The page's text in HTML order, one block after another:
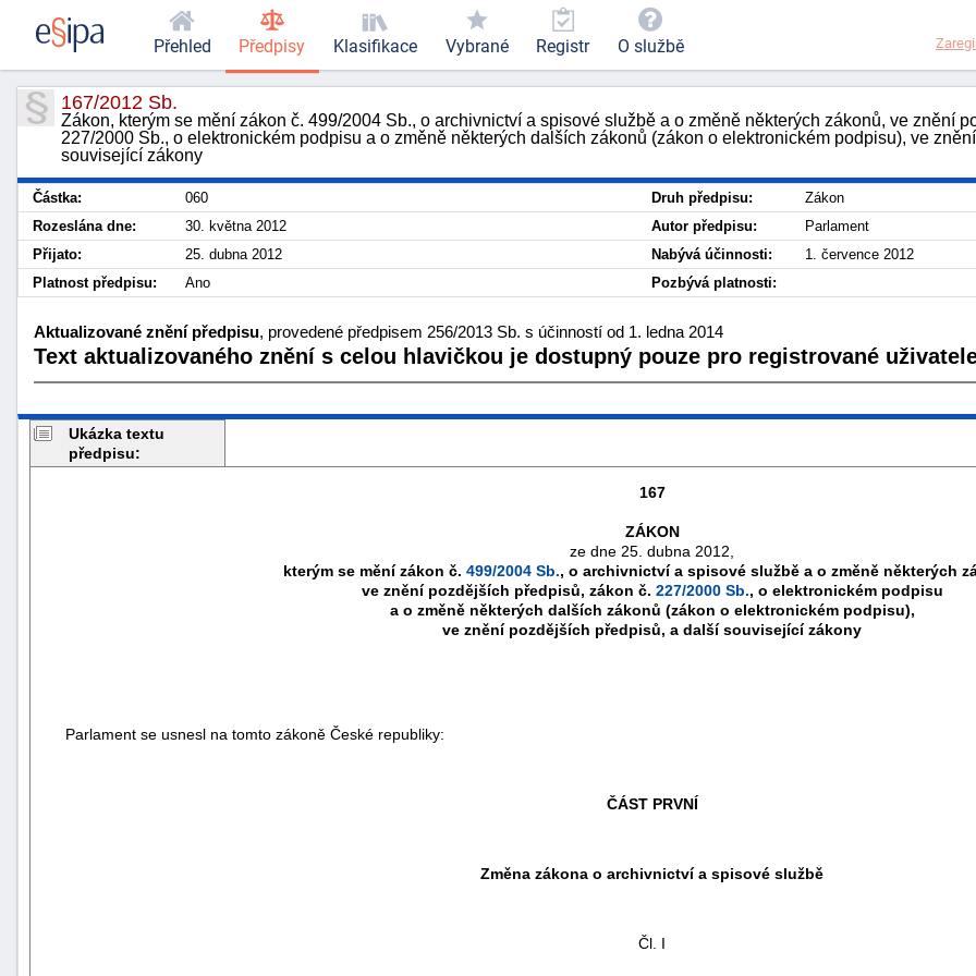
167/2012 Sb.
Zákon, kterým se mění zákon č. 499/2004 Sb., o archivnictví a spisové službě a o změně některých zákonů, ve znění
227/2000 Sb., o elektronickém podpisu a o změně některých dalších zákonů (zákon o elektronickém podpisu), ve
související zákony
Částka: 060 Druh předpisu:
Zákon
Rozeslána dne:
30. května 2012 Autor předpisu:
Parlament
Přijato:
25. dubna 2012 Nabývá účinnosti:
1. července 2012
Platnost předpisu:
Ano Pozbývá platnosti:
Aktualizované znění předpisu, provedené předpisem 256/2013 Sb. s účinností od 1. ledna 2014
Text aktualizovaného znění s celou hlavičkou je dostupný pouze pro registrované
Ukázka textu
předpisu:
167
ZÁKON
ze dne 25. dubna 2012,
kterým se mění zákon č. 499/2004 Sb., o archivnictví a spisové službě a o změně některých
ve znění pozdějších předpisů, zákon č. 227/2000 Sb., o elektronickém podpisu
a o změně některých dalších zákonů (zákon o elektronickém podpisu),
ve znění pozdějších předpisů, a další související zákony
Parlament se usnesl na tomto zákoně České republiky:
ČÁST PRVNÍ
Změna zákona o archivnictví a spisové službě
Čl. I
Přehled Předpisy Klasifikace Vybrané Registr O službě